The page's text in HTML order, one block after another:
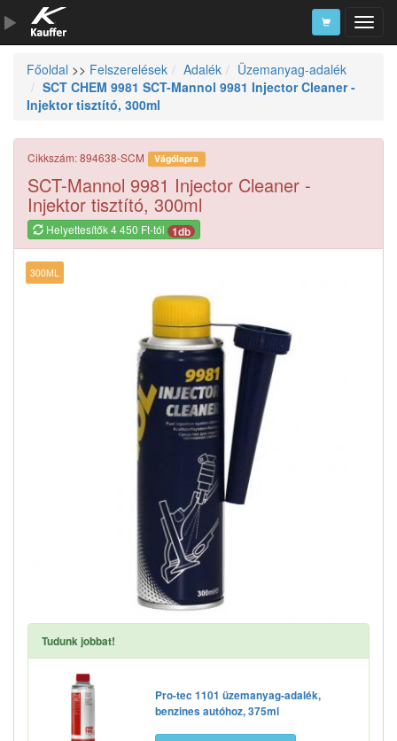
Szerszámkatalógus
Kosár
Alkatrészek
Főoldal >> Felszerelések Adalék
Üzemanyag-adalék
SCT CHEM 9981 SCT-Mannol 9981 Injector Cleaner -
Injektor tisztító, 300ml
Cikkszám: 894638-SCM Vágólapra
SCT-Mannol 9981 Injector Cleaner -
Injektor tisztító, 300ml
Helyettesítők 4 450 Ft-tól 1db
300ML
Tudunk jobbat!
Pro-tec 1101 üzemanyag-adalék,
benzines autóhoz, 375ml